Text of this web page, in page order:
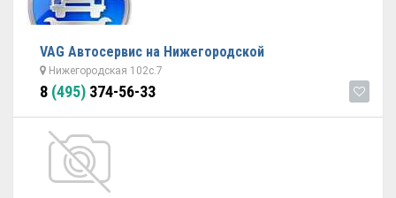
VAG Автосервис на Нижегородской
Нижегородская 102с.7
8 (495) 374-56-33